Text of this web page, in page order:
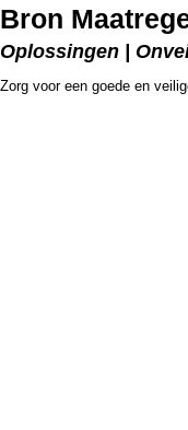
Bron
Oplossingen |
Zorg voor een goede en